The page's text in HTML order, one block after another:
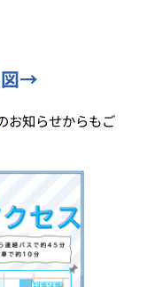
図→
お知らせからもご